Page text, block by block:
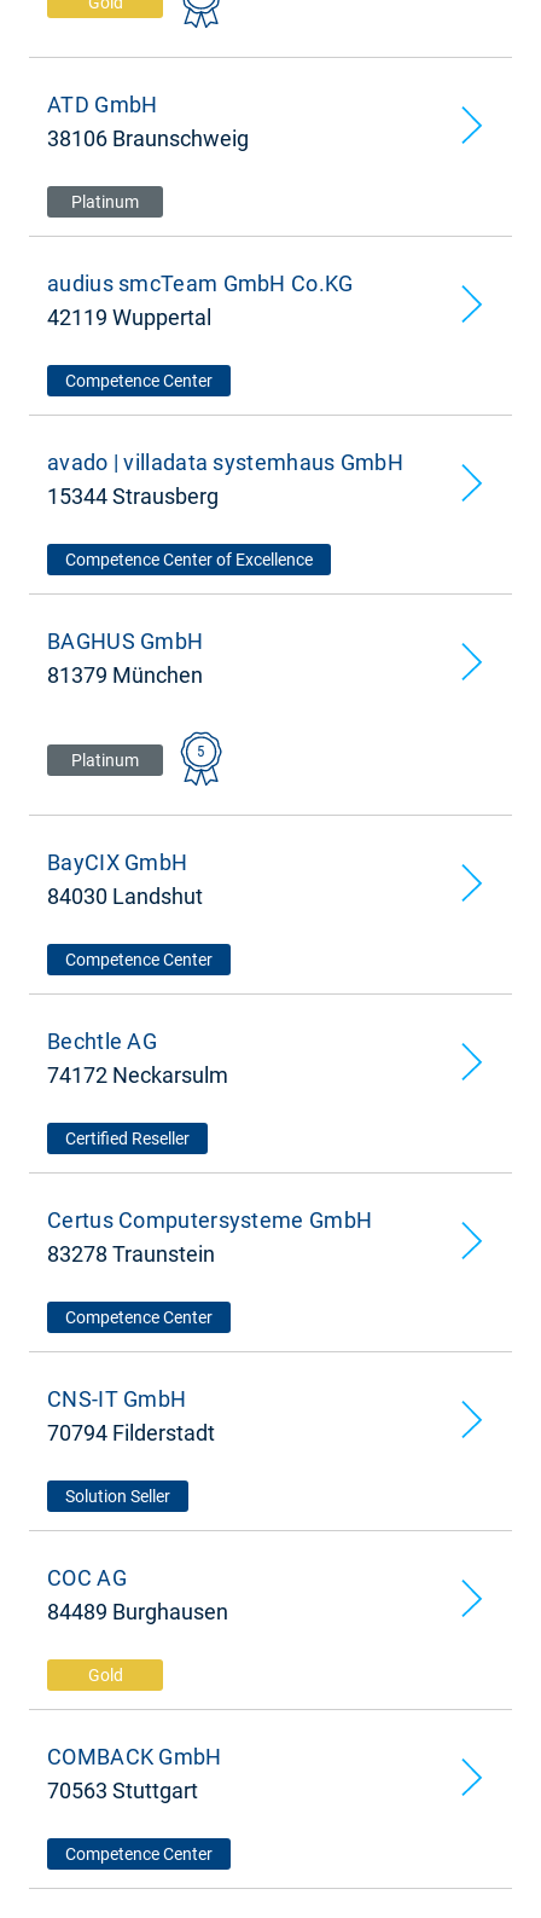
ATD GmbH
38106 Braunschweig
Platinum
audius smcTeam GmbH Co.KG
42119 Wuppertal
Competence Center
avado | villadata systemhaus GmbH
15344 Strausberg
Competence Center of Excellence
BAGHUS GmbH
81379 München
Platinum 5
BayCIX GmbH
84030 Landshut
Competence Center
Bechtle AG
74172 Neckarsulm
Certified Reseller
Certus Computersysteme GmbH
83278 Traunstein
Competence Center
CNS-IT GmbH
70794 Filderstadt
Solution Seller
COC AG
84489 Burghausen
Gold
COMBACK GmbH
70563 Stuttgart
Competence Center